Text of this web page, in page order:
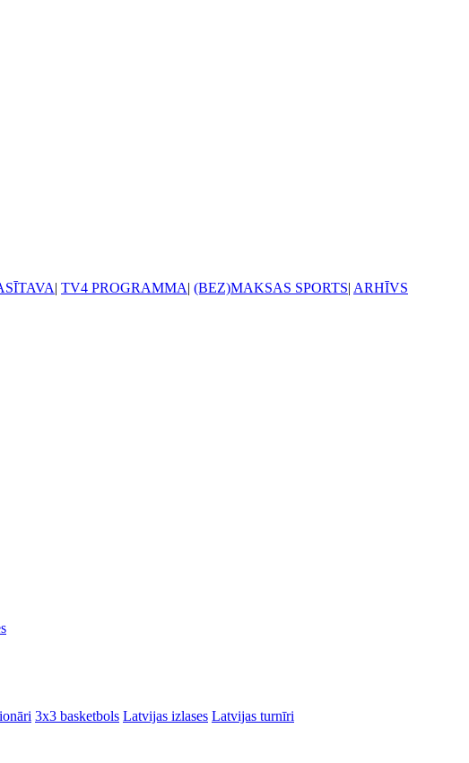
| TV4 PROGRAMMA| (BEZ)MAKSAS SPORTS| ARHĪVS
3x3 basketbols Latvijas izlases Latvijas turnīri